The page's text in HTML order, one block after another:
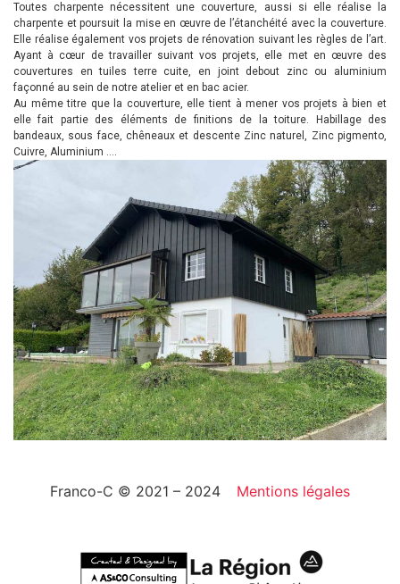
Toutes charpente nécessitent une couverture, aussi si elle réalise la
charpente et poursuit la mise en œuvre de l’étanchéité avec la couverture.
Elle réalise également vos projets de rénovation suivant les règles de l’art.
Ayant à cœur de travailler suivant vos projets, elle met en œuvre des
couvertures en tuiles terre cuite, en joint debout zinc ou aluminium
façonné au sein de notre atelier et en bac acier.
Au même titre que la couverture, elle tient à mener vos projets à bien et
elle fait partie des éléments de finitions de la toiture. Habillage des
bandeaux, sous face, chêneaux et descente Zinc naturel, Zinc pigmento,
Cuivre, Aluminium ….
Franco-C © 2021 – 2024 Mentions légales